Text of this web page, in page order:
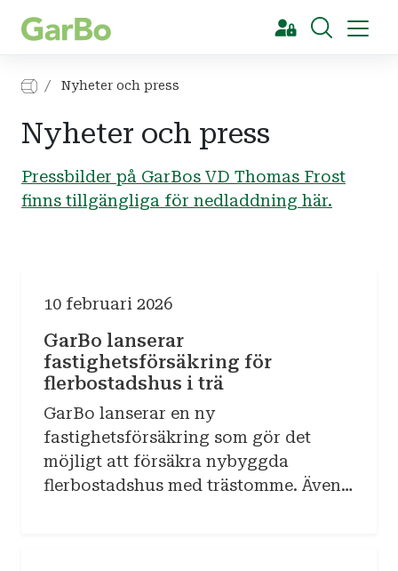
[Sök]
Nyheter och press
Nyheter och press
Pressbilder på GarBos VD Thomas Frost
finns tillgängliga för nedladdning här.
10 februari 2026
GarBo lanserar
fastighetsförsäkring för
flerbostadshus i trä
GarBo lanserar en ny
fastighetsförsäkring som gör det
möjligt att försäkra nybyggda
flerbostadshus med trästomme. Även